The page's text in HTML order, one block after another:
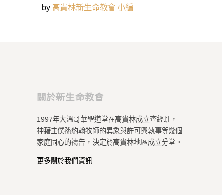
by 高貴林新生命教會 小編
關於新生命教會
1997年大溫哥華聖道堂在高貴林成立查經班，
神藉主僕孫約翰牧師的異象與許可興執事等幾個
家庭同心的禱告，決定於高貴林地區成立分堂。
更多關於我們資訊